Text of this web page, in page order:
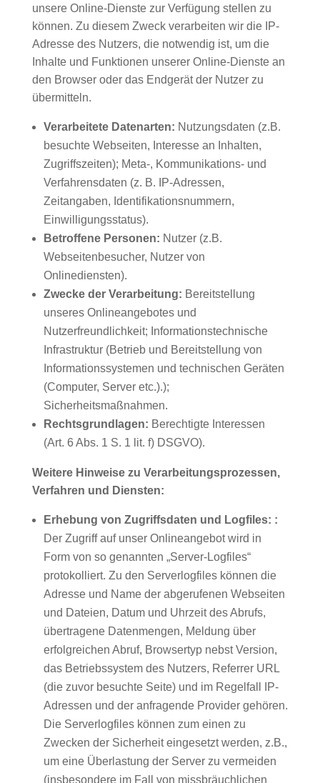
unsere Online-Dienste zur Verfügung stellen zu
können. Zu diesem Zweck verarbeiten wir die IP-
Adresse des Nutzers, die notwendig ist, um die
Inhalte und Funktionen unserer Online-Dienste an
den Browser oder das Endgerät der Nutzer zu
übermitteln.
Verarbeitete Datenarten: Nutzungsdaten (z.B.
besuchte Webseiten, Interesse an Inhalten,
Zugriffszeiten); Meta-, Kommunikations- und
Verfahrensdaten (z. B. IP-Adressen,
Zeitangaben, Identifikationsnummern,
Einwilligungsstatus).
Betroffene Personen: Nutzer (z.B.
Webseitenbesucher, Nutzer von
Onlinediensten).
Zwecke der Verarbeitung: Bereitstellung
unseres Onlineangebotes und
Nutzerfreundlichkeit; Informationstechnische
Infrastruktur (Betrieb und Bereitstellung von
Informationssystemen und technischen Geräten
(Computer, Server etc.).);
Sicherheitsmaßnahmen.
Rechtsgrundlagen: Berechtigte Interessen
(Art. 6 Abs. 1 S. 1 lit. f) DSGVO).
Weitere Hinweise zu Verarbeitungsprozessen,
Verfahren und Diensten:
Erhebung von Zugriffsdaten und Logfiles: :
Der Zugriff auf unser Onlineangebot wird in
Form von so genannten „Server-Logfiles“
protokolliert. Zu den Serverlogfiles können die
Adresse und Name der abgerufenen Webseiten
und Dateien, Datum und Uhrzeit des Abrufs,
übertragene Datenmengen, Meldung über
erfolgreichen Abruf, Browsertyp nebst Version,
das Betriebssystem des Nutzers, Referrer URL
(die zuvor besuchte Seite) und im Regelfall IP-
Adressen und der anfragende Provider gehören.
Die Serverlogfiles können zum einen zu
Zwecken der Sicherheit eingesetzt werden, z.B.,
um eine Überlastung der Server zu vermeiden
(insbesondere im Fall von missbräuchlichen